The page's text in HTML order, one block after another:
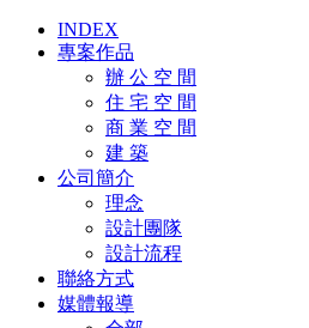
INDEX
專案作品
辦 公 空 間
住 宅 空 間
商 業 空 間
建 築
公司簡介
理念
設計團隊
設計流程
聯絡方式
媒體報導